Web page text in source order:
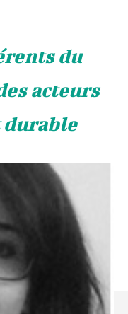
du
acteurs
durable